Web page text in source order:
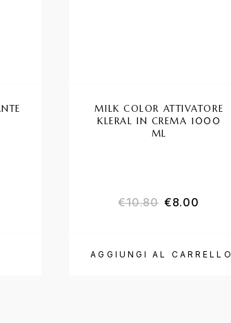
AGGIUNGI AL CARRELLO
MILK COLOR ATTIVATORE
KLERAL IN CREMA 1000
ML
€10.80 €8.00